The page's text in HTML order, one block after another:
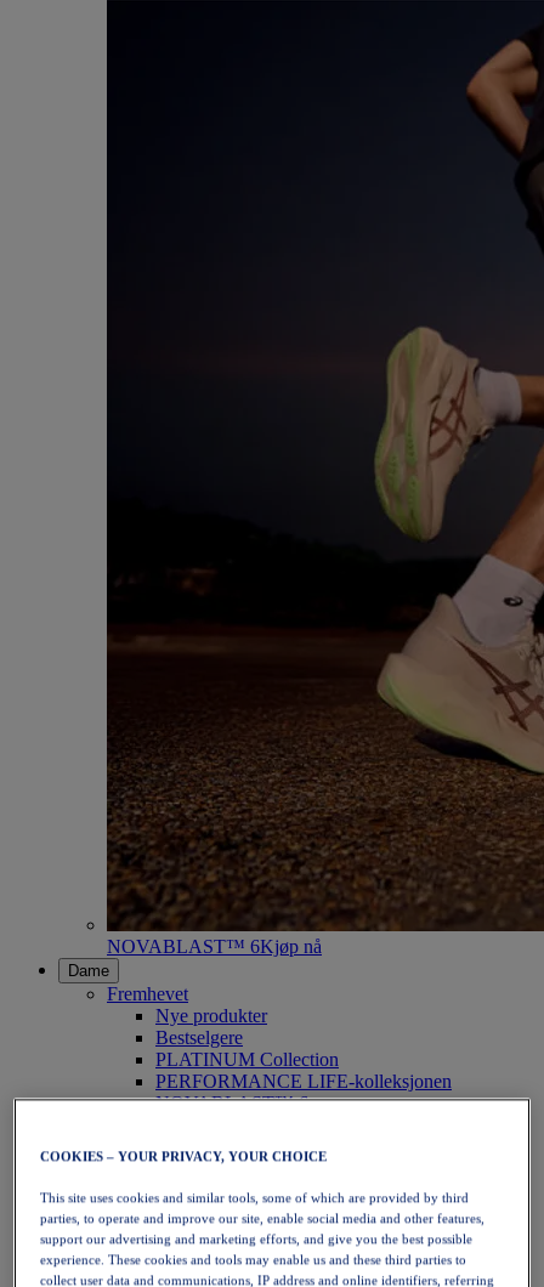
NOVABLAST™ 6Kjøp nå
Dame
Fremhevet
Nye produkter
Bestselgere
PLATINUM Collection
PERFORMANCE LIFE-kolleksjonen
NOVABLAST™ 6
Løping
Terrengløping
Tennis
Volleyball
Håndball
Padel
Netball
COOKIES – YOUR PRIVACY, YOUR CHOICE
This site uses cookies and similar tools, some of which are provided by third
parties, to operate and improve our site, enable social media and other features,
support our advertising and marketing efforts, and give you the best possible
experience. These cookies and tools may enable us and these third parties to
collect user data and communications, IP address and online identifiers, referring